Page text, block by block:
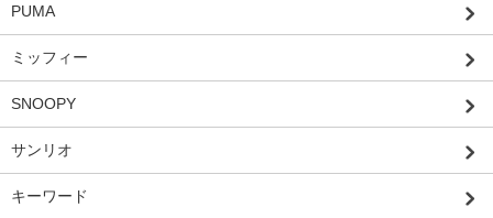
PUMA
ミッフィー
SNOOPY
サンリオ
キーワード